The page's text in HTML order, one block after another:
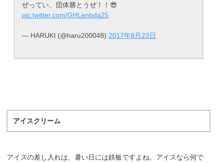
ぜってい、団体勝とうぜ！！😎
pic.twitter.com/GHLenbda25
— HARUKI (@haru200048) 2017年8月23日
アイスクリーム
アイスの差し入れは、暑い日には鉄板ですよね。アイスなら何で